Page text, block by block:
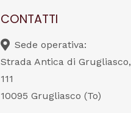
CONTATTI
Sede operativa:
Strada Antica di Grugliasco,
111
10095 Grugliasco (To)